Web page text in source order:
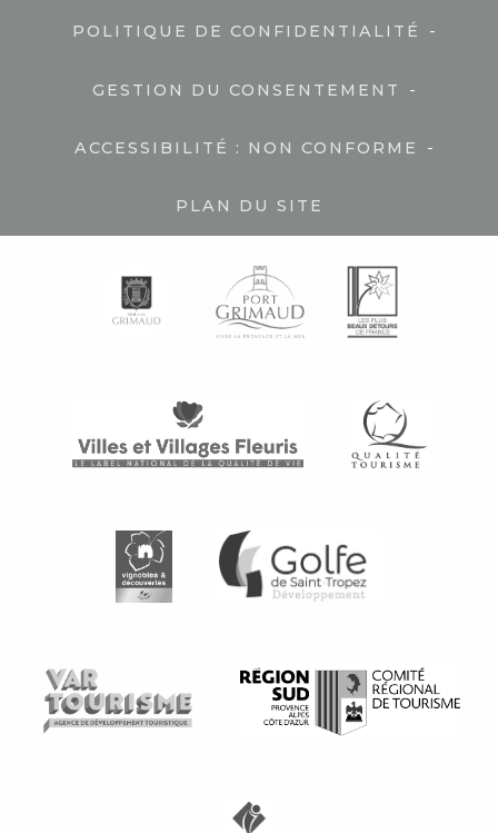
POLITIQUE DE CONFIDENTIALITÉ -
GESTION DU CONSENTEMENT -
ACCESSIBILITÉ : NON CONFORME -
PLAN DU SITE